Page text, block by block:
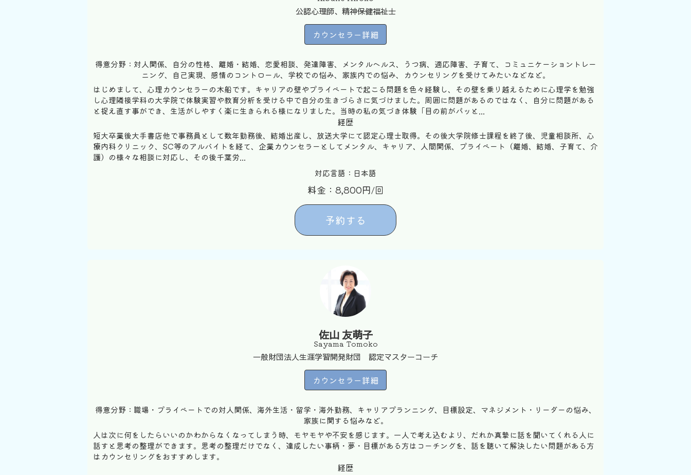
公認心理師、精神保健福祉士
カウンセラー詳細
得意分野：対人関係、自分の性格、離婚・結婚、恋愛相談、発達障害、メンタルヘルス、うつ病、適応障害、子育て、コミュニケーショントレー
ニング、自己実現、感情のコントロール、学校での悩み、家族内での悩み、カウンセリングを受けてみたいなどなど。
はじめまして、心理カウンセラーの木船です。キャリアの壁やプライベートで起こる問題を色々経験し、その壁を乗り越えるために心理学を勉強
し心理隣接学科の大学院で体験実習や教育分析を受ける中で自分の生きづらさに気づけました。周囲に問題があるのではなく、自分に問題がある
と捉え直す事ができ、生活がしやすく楽に生きられる様になりました。当時の私の気づき体験「目の前がパッと...
経歴
短大卒業後大手書店他で事務員として数年勤務後、結婚出産し、放送大学にて認定心理士取得。その後大学院修士課程を終了後、児童相談所、心
療内科クリニック、SC等のアルバイトを経て、企業カウンセラーとしてメンタル、キャリア、人間関係、プライベート（離婚、結婚、子育て、介
護）の様々な相談に対応し、その後千葉労...
対応言語：日本語
料金：8,800円/回
予約する
佐山 友萌子
Sayama Tomoko
一般財団法人生涯学習開発財団 認定マスターコーチ
カウンセラー詳細
得意分野：職場・プライベートでの対人関係、海外生活・留学・海外勤務、キャリアプランニング、目標設定、マネジメント・リーダーの悩み、
家族に関する悩みなど。
人は次に何をしたらいいのかわからなくなってしまう時、モヤモヤや不安を感じます。一人で考え込むより、だれか真摯に話を聞いてくれる人に
話すと思考の整理ができます。思考の整理だけでなく、達成したい事柄・夢・目標がある方はコーチングを、話を聴いて解決したい問題がある方
はカウンセリングをおすすめします。
経歴